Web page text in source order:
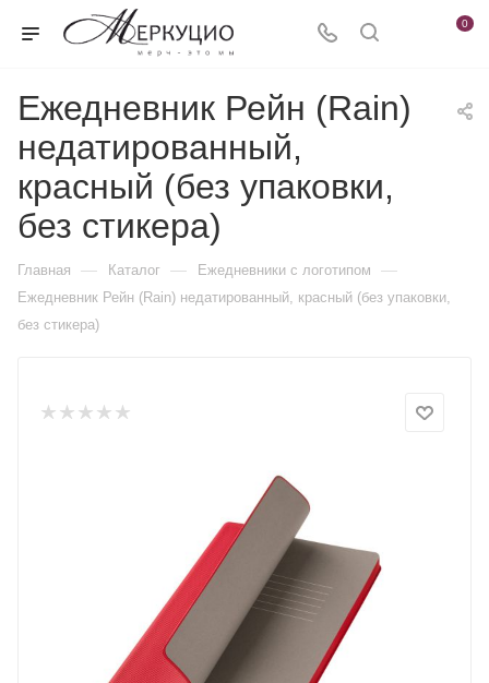
0
Ежедневник Рейн (Rain)
недатированный,
красный (без упаковки,
без стикера)
Главная — Каталог — Ежедневники c логотипом —
Ежедневник Рейн (Rain) недатированный, красный (без упаковки,
без стикера)